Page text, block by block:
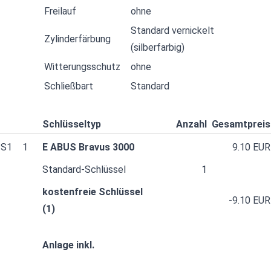
Freilauf
ohne
Zylinderfärbung
Standard vernickelt
(silberfarbig)
Witterungsschutz
ohne
Schließbart
Standard
Schlüsseltyp Anzahl Gesamtpreis
S1
1 E ABUS Bravus 3000
9.10 EUR
Standard-Schlüssel
1
kostenfreie Schlüssel
(1)
-9.10 EUR
Anlage inkl.